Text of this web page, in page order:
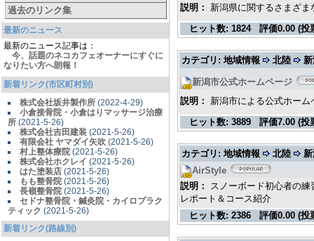
過去のリンク集
最新のニュース
最新のニュース記事は：
今、話題のネコカフェオーナーにすぐに
なりたい方へ朗報！
新着リンク(市区町村別)
株式会社坂井製作所 (2022-4-29)
小倉接骨院・小倉はりマッサージ治療
所 (2021-5-26)
株式会社吉田建装 (2021-5-26)
有限会社 ヤマダイ矢吹 (2021-5-26)
村上整体療院 (2021-5-26)
株式会社ホクレイ (2021-5-26)
はた塗装店 (2021-5-26)
もも整骨院 (2021-5-26)
長嶺整骨院 (2021-5-26)
セドナ整骨院・鍼灸院・カイロプラク
ティック (2021-5-26)
新着リンク(路線別)
説明：
新潟県に関するさまざ
ヒット数: 1824 評価0.00 (投
カテゴリ: 地域情報 北陸
新潟市公式ホームページ
説明：
新潟市による公式ホーム
ヒット数: 3889 評価7.00 (投
カテゴリ: 地域情報 北陸
AirStyle
説明：
スノーボード初心者の
レポート＆コース紹介
ヒット数: 2386 評価0.00 (投